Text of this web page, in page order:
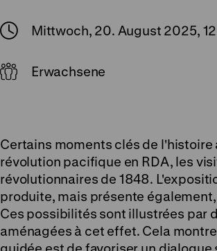
Mittwoch, 20. August 2025,
Erwachsene
Certains moments clés de
révolution pacifique en RDA, les
révolutionnaires de 1848.
produite, mais présente
Ces possibilités sont illustrées par
aménagées à cet effet. Cela